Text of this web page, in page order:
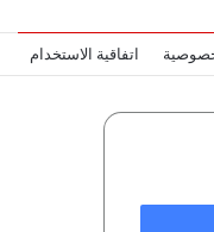
اتفاقية الاستخدام